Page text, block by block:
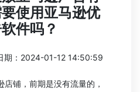
使用亚马逊优
件吗？
期：2024-01-12 14:50:59
店铺，前期是没有流量的，